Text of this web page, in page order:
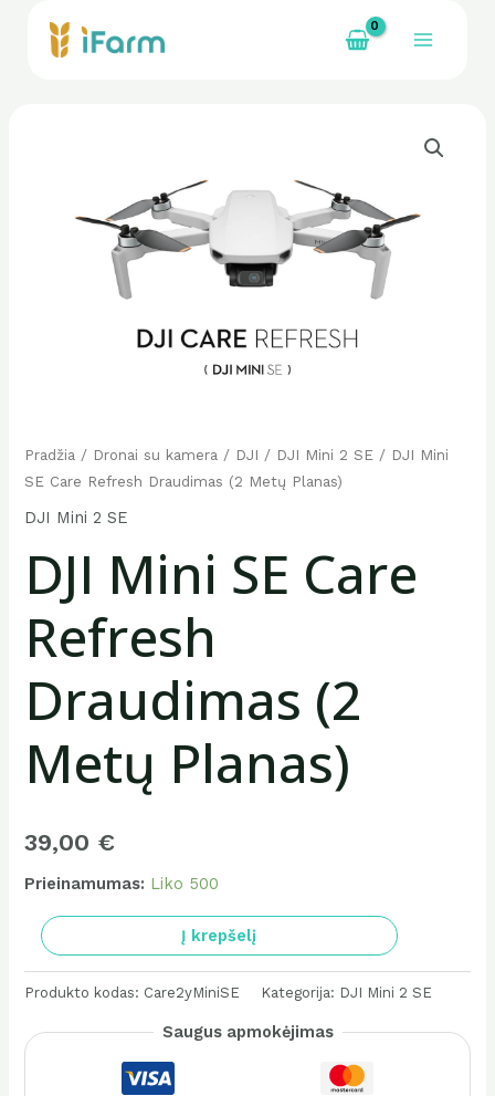
Pradžia / Dronai su kamera / DJI / DJI Mini 2 SE / DJI Mini
SE Care Refresh Draudimas (2 Metų Planas)
DJI Mini 2 SE
DJI Mini SE Care
Refresh
Draudimas (2
Metų Planas)
39,00 €
Prieinamumas: Liko 500
produkto
kiekis:
DJI
SE
Į krepšelį
Produkto kodas: Care2yMiniSE Kategorija: DJI Mini 2 SE
Saugus apmokėjimas